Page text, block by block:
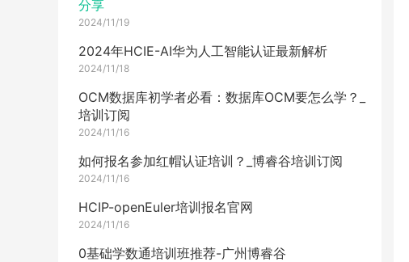
分享
2024/11/19
2024年HCIE-AI华为人工智能认证最新解析
2024/11/18
OCM数据库初学者必看：数据库OCM要怎么学？_
培训订阅
2024/11/16
如何报名参加红帽认证培训？_博睿谷培训订阅
2024/11/16
HCIP-openEuler培训报名官网
2024/11/16
0基础学数通培训班推荐-广州博睿谷